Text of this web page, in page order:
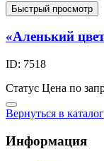
Быстрый просмотр
«Аленький
ID: 7518
Статус Цена по
Вернуться в каталог
Информация